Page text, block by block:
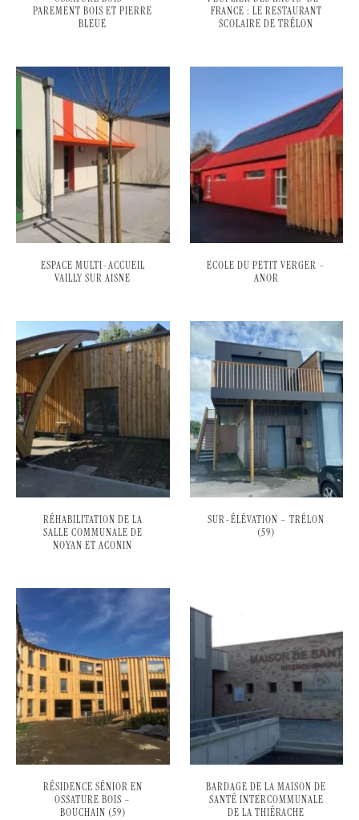
PAREMENT BOIS ET PIERRE
BLEUE
FRANCE : LE RESTAURANT
SCOLAIRE DE TRÉLON
ESPACE MULTI-ACCUEIL
VAILLY SUR AISNE
ECOLE DU PETIT VERGER –
ANOR
RÉHABILITATION DE LA
SALLE COMMUNALE DE
NOYAN ET ACONIN
SUR-ÉLÉVATION – TRÉLON
(59)
RÉSIDENCE SÉNIOR EN
OSSATURE BOIS –
BOUCHAIN (59)
BARDAGE DE LA MAISON DE
SANTÉ INTERCOMMUNALE
DE LA THIÉRACHE